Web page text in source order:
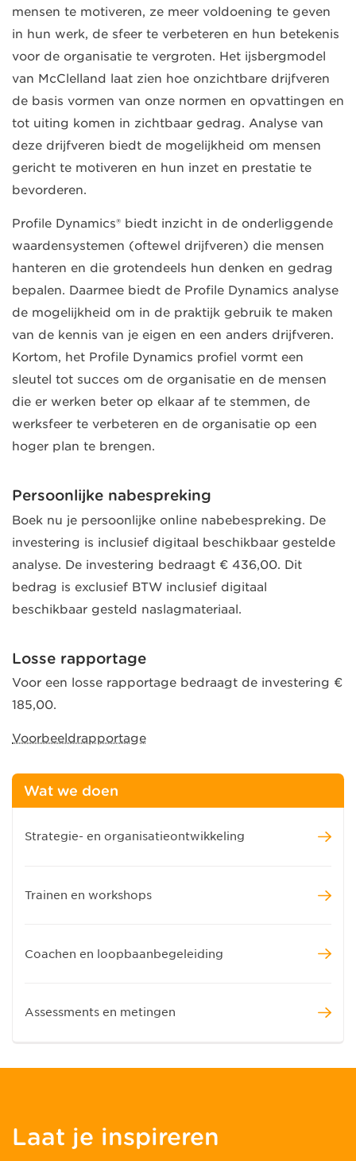
mensen te motiveren, ze meer voldoening te geven
in hun werk, de sfeer te verbeteren en hun betekenis
voor de organisatie te vergroten. Het ijsbergmodel
van McClelland laat zien hoe onzichtbare drijfveren
de basis vormen van onze normen en opvattingen en
tot uiting komen in zichtbaar gedrag. Analyse van
deze drijfveren biedt de mogelijkheid om mensen
gericht te motiveren en hun inzet en prestatie te
bevorderen.
Profile Dynamics® biedt inzicht in de onderliggende
waardensystemen (oftewel drijfveren) die mensen
hanteren en die grotendeels hun denken en gedrag
bepalen. Daarmee biedt de Profile Dynamics analyse
de mogelijkheid om in de praktijk gebruik te maken
van de kennis van je eigen en een anders drijfveren.
Kortom, het Profile Dynamics profiel vormt een
sleutel tot succes om de organisatie en de mensen
die er werken beter op elkaar af te stemmen, de
werksfeer te verbeteren en de organisatie op een
hoger plan te brengen.
Persoonlijke nabespreking
Boek nu je persoonlijke online nabebespreking. De
investering is inclusief digitaal beschikbaar gestelde
analyse. De investering bedraagt € 436,00. Dit
bedrag is exclusief BTW inclusief digitaal
beschikbaar gesteld naslagmateriaal.
Losse rapportage
Voor een losse rapportage bedraagt de investering €
185,00.
Voorbeeldrapportage
Wat we doen
Strategie- en organisatieontwikkeling
Trainen en workshops
Coachen en loopbaanbegeleiding
Assessments en metingen
Laat je inspireren